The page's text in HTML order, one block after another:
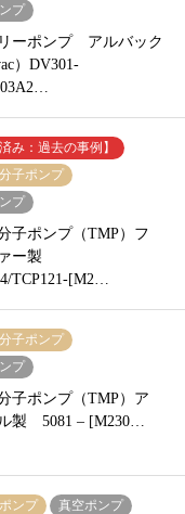
プ
ーポンプ アルバック
）DV301-
み：過去の事例】
子ポンプ
プ
子ポンプ（TMP）フ
ー製
TCP121-[M2…
子ポンプ
プ
子ポンプ（TMP）ア
製 5081 – [M230…
ンプ 真空ポンプ